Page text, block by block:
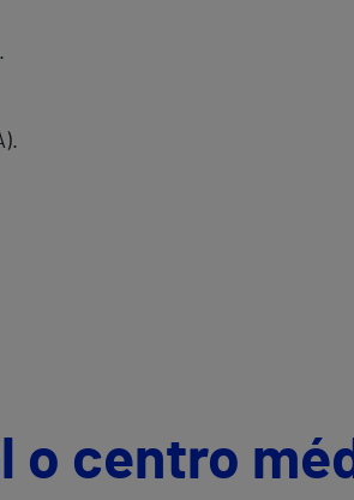
o centro